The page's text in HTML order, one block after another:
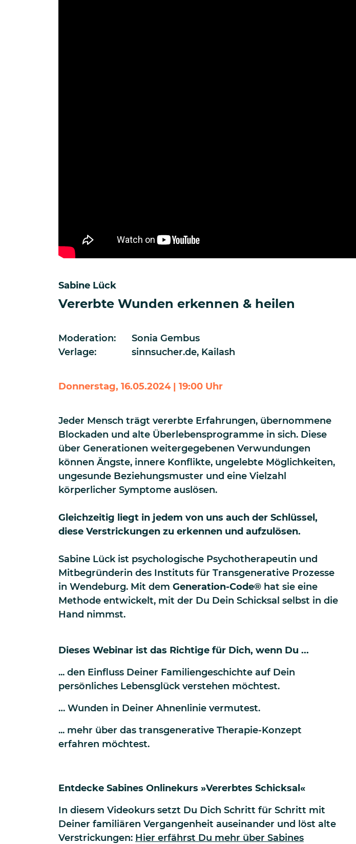
Sabine Lück
Vererbte Wunden erkennen & heilen
Moderation:
Sonia Gembus
Verlage:
sinnsucher.de, Kailash
Donnerstag, 16.05.2024 | 19:00 Uhr
Jeder Mensch trägt vererbte Erfahrungen, übernommene
Blockaden und alte Überlebensprogramme in sich. Diese
über Generationen weitergegebenen Verwundungen
können Ängste, innere Konflikte, ungelebte Möglichkeiten,
ungesunde Beziehungsmuster und eine Vielzahl
körperlicher Symptome auslösen.
Gleichzeitig liegt in jedem von uns auch der Schlüssel,
diese Verstrickungen zu erkennen und aufzulösen.
Sabine Lück ist psychologische Psychotherapeutin und
Mitbegründerin des Instituts für Transgenerative Prozesse
in Wendeburg. Mit dem Generation-Code® hat sie eine
Methode entwickelt, mit der Du Dein Schicksal selbst in die
Hand nimmst.
Dieses Webinar ist das Richtige für Dich, wenn Du ...
... den Einfluss Deiner Familiengeschichte auf Dein
persönliches Lebensglück verstehen möchtest.
… Wunden in Deiner Ahnenlinie vermutest.
... mehr über das transgenerative Therapie-Konzept
erfahren möchtest.
Entdecke Sabines Onlinekurs »Vererbtes Schicksal«
In diesem Videokurs setzt Du Dich Schritt für Schritt mit
Deiner familiären Vergangenheit auseinander und löst alte
Verstrickungen: Hier erfährst Du mehr über Sabines